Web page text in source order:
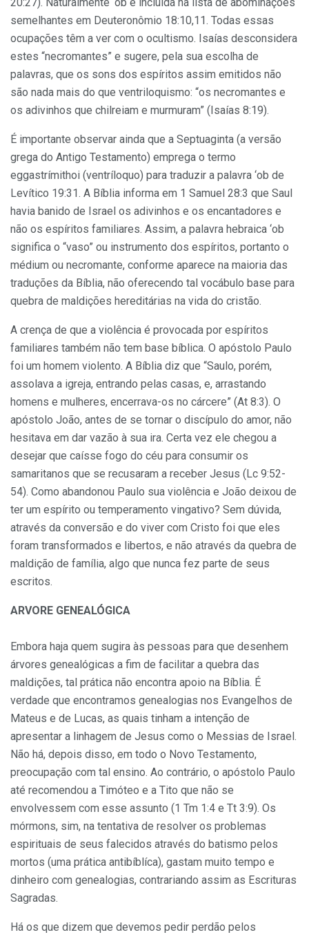
semelhantes em Deuteronômio 18:10,11. Todas essas
ocupações têm a ver com o ocultismo. Isaías desconsidera
estes “necromantes” e sugere, pela sua escolha de
palavras, que os sons dos espíritos assim emitidos não
são nada mais do que ventriloquismo: “os necromantes e
os adivinhos que chilreiam e murmuram” (Isaías 8:19).
É importante observar ainda que a Septuaginta (a versão
grega do Antigo Testamento) emprega o termo
eggastrímithoi (ventríloquo) para traduzir a palavra ‘ob de
Levítico 19:31. A Bíblia informa em 1 Samuel 28:3 que Saul
havia banido de Israel os adivinhos e os encantadores e
não os espíritos familiares. Assim, a palavra hebraica ‘ob
significa o “vaso” ou instrumento dos espíritos, portanto o
médium ou necromante, conforme aparece na maioria das
traduções da Bíblia, não oferecendo tal vocábulo base para
quebra de maldições hereditárias na vida do cristão.
A crença de que a violência é provocada por espíritos
familiares também não tem base bíblica. O apóstolo Paulo
foi um homem violento. A Bíblia diz que “Saulo, porém,
assolava a igreja, entrando pelas casas, e, arrastando
homens e mulheres, encerrava-os no cárcere” (At 8:3). O
apóstolo João, antes de se tornar o discípulo do amor, não
hesitava em dar vazão à sua ira. Certa vez ele chegou a
desejar que caísse fogo do céu para consumir os
samaritanos que se recusaram a receber Jesus (Lc 9:52-
54). Como abandonou Paulo sua violência e João deixou de
ter um espírito ou temperamento vingativo? Sem dúvida,
através da conversão e do viver com Cristo foi que eles
foram transformados e libertos, e não através da quebra de
maldição de família, algo que nunca fez parte de seus
escritos.
ARVORE GENEALÓGICA
Embora haja quem sugira às pessoas para que desenhem
árvores genealógicas a fim de facilitar a quebra das
maldições, tal prática não encontra apoio na Bíblia. É
verdade que encontramos genealogias nos Evangelhos de
Mateus e de Lucas, as quais tinham a intenção de
apresentar a linhagem de Jesus como o Messias de Israel.
Não há, depois disso, em todo o Novo Testamento,
preocupação com tal ensino. Ao contrário, o apóstolo Paulo
até recomendou a Timóteo e a Tito que não se
envolvessem com esse assunto (1 Tm 1:4 e Tt 3:9). Os
mórmons, sim, na tentativa de resolver os problemas
espirituais de seus falecidos através do batismo pelos
mortos (uma prática antibíblíca), gastam muito tempo e
dinheiro com genealogias, contrariando assim as Escrituras
Sagradas.
Há os que dizem que devemos pedir perdão pelos